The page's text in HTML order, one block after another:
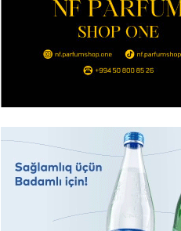
Çin qızıl həmləsinə start verib
- 17:00
07.08.2026- 16:45
MANŞET
“Birgə Strateji Müdafiə Sazişi”nin
əhəmiyyəti nədir? -ŞƏRH